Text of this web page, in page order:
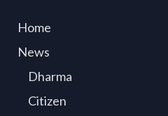
Home
News
Dharma
Citizen